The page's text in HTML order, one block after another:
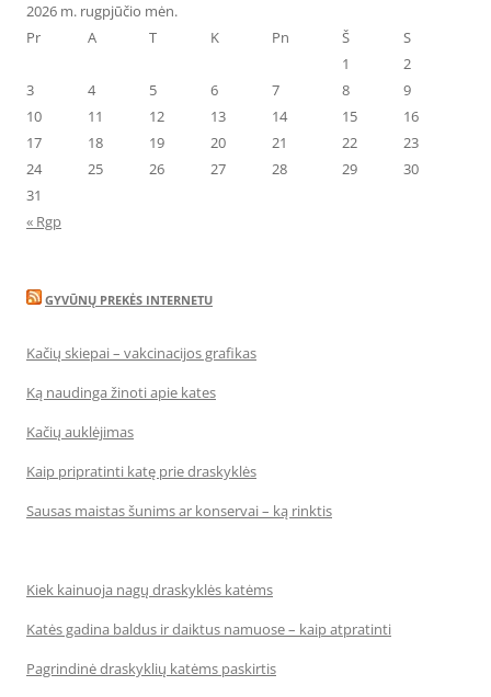
2026 m. rugpjūčio mėn.
Pr
A T K Pn Š
S
1
2
3
4 5 6 7 8
9
10
11 12 13 14 15
16
17
18 19 20 21 22
23
24
25 26 27 28 29
30
31
« Rgp
GYVŪNŲ PREKĖS INTERNETU
Kačių skiepai – vakcinacijos grafikas
Ką naudinga žinoti apie kates
Kačių auklėjimas
Kaip pripratinti katę prie draskyklės
Sausas maistas šunims ar konservai – ką rinktis
Kiek kainuoja nagų draskyklės katėms
Katės gadina baldus ir daiktus namuose – kaip atpratinti
Pagrindinė draskyklių katėms paskirtis